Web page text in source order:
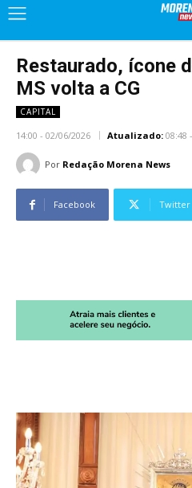
Restaurado, ícone
MS volta a CG
CAPITAL
14:00 - 02/06/2026 Atualizado: 08:48
Por Redação Morena News
Facebook Twitter